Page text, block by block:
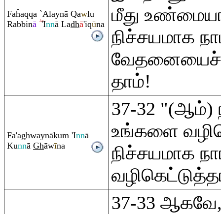
Faĥaqqa `Alaynā Qawlu
Rabbinā 'Innā Ladhā'iqūna
மீது
நிச்சயமாக
தாம்!
Fa'aghwaynākum 'Innā
Kunnā Ghāwīna
37-32 "(ஆம்)
உங்களை
நிச்சயமாக
37-33